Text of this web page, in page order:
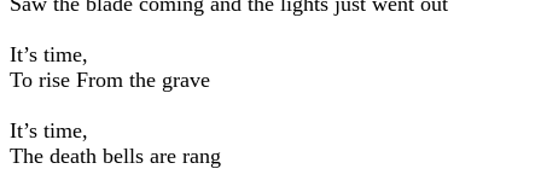
It’s time,
To rise From the grave
It’s time,
The death bells are rang